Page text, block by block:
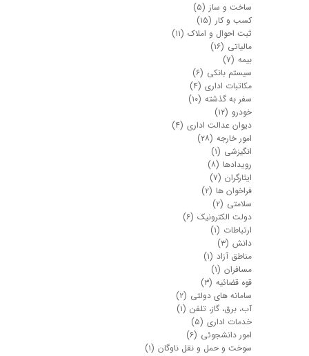
ساخت و ساز (۵)
کسب و کار (۱۵)
ثبت احوال و املاک (۱۱)
مالیاتی (۱۶)
بیمه (۷)
سیستم بانکی (۶)
مکاتبات اداری (۴)
سفر به گذشته (۱۰)
خودرو (۱۲)
دیوان عدالت اداری (۴)
امور خارجه (۲۸)
انگیزشی (۱)
رویدادها (۸)
ایثارگران (۷)
فراخوان ها (۲)
سلامتی (۲)
دولت الکترونیک (۶)
ارتباطات (۱)
دانش (۳)
مناطق آزاد (۱)
مسافران (۱)
قوه قضائیه (۳)
سامانه های دولتی (۲)
آب، برق، گاز، تلفن (۱)
خدمات اداری (۵)
امور دانشجوئی (۶)
سوخت و حمل و نقل ناوگان (۱)